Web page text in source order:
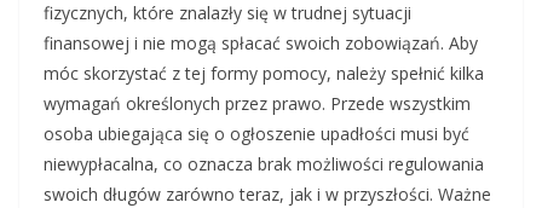
fizycznych, które znalazły się w trudnej sytuacji
finansowej i nie mogą spłacać swoich zobowiązań. Aby
móc skorzystać z tej formy pomocy, należy spełnić kilka
wymagań określonych przez prawo. Przede wszystkim
osoba ubiegająca się o ogłoszenie upadłości musi być
niewypłacalna, co oznacza brak możliwości regulowania
swoich długów zarówno teraz, jak i w przyszłości. Ważne